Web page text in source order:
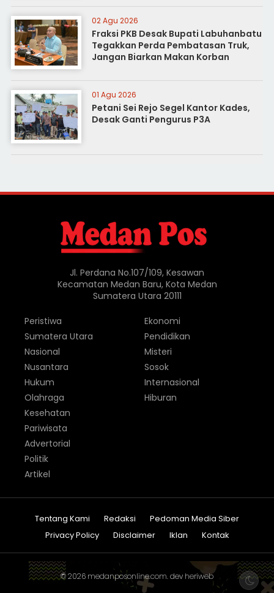
02 Agu 2026
Fraksi PKB Desak Bupati Labuhanbatu
Tegakkan Perda Pembatasan Truk,
Jangan Biarkan Makan Korban
01 Agu 2026
Petani Sei Rejo Segel Kantor Kades,
Desak Ganti Pengurus P3A
Jl. Perdana No.107/109, Kesawan
Kecamatan Medan Baru, Kota Medan
Sumatera Utara 20111
Peristiwa
Sumatera Utara
Nasional
Nusantara
Hukum
Olahraga
Ekonomi
Pendidikan
Misteri
Sosok
Internasional
Hiburan
Kesehatan
Pariwisata
Advertorial
Politik
Artikel
Tentang Kami Redaksi
Pedoman Media Siber
Privacy Policy
Disclaimer Iklan Kontak
© 2026 medanposonline.com. dev heriweb